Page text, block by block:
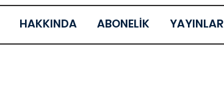
HAKKINDA ABONELİK YAYINLAR